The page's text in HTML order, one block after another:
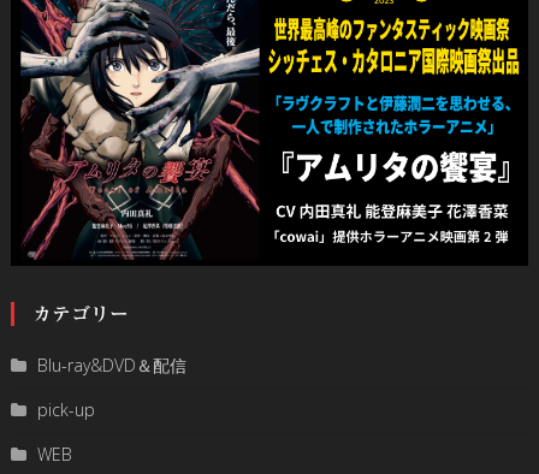
カテゴリー
Blu-ray&DVD＆配信
pick-up
WEB